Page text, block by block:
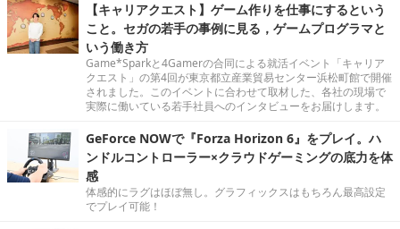
【キャリアクエスト】ゲーム作りを仕事にするという
こと。セガの若手の事例に見る，ゲームプログラマと
いう働き方
Game*Sparkと4Gamerの合同による就活イベント「キャリア
クエスト」の第4回が東京都立産業貿易センター浜松町館で開催
されました。このイベントに合わせて取材した、各社の現場で
実際に働いている若手社員へのインタビューをお届けします。
GeForce NOWで『Forza Horizon 6』をプレイ。ハ
ンドルコントローラー×クラウドゲーミングの底力を体
感
体感的にラグはほぼ無し。グラフィックスはもちろん最高設定
でプレイ可能！